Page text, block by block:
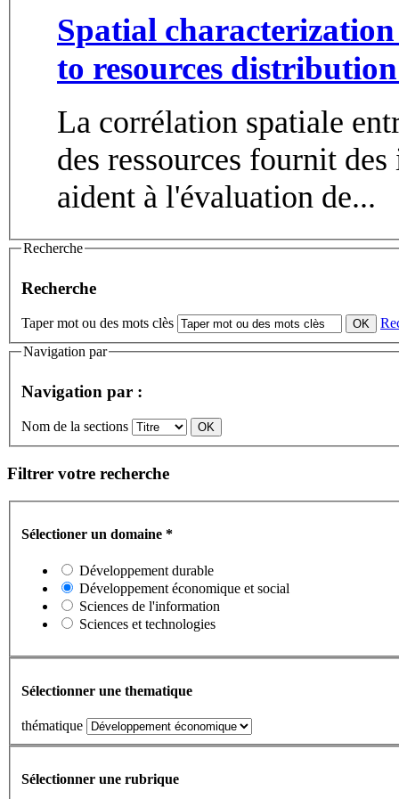
Spatial
to resources
La corrélation spatiale
des ressources fournit
aident à l'évaluation de...
Recherche
Recherche
Taper mot ou des mots clès
Navigation par
Navigation par :
Nom de la sections
Filtrer votre recherche
Sélectioner un domaine *
Développement durable
Développement économique et social
Sciences de l'information
Sciences et technologies
Sélectionner une thematique
thématique
Sélectionner une rubrique